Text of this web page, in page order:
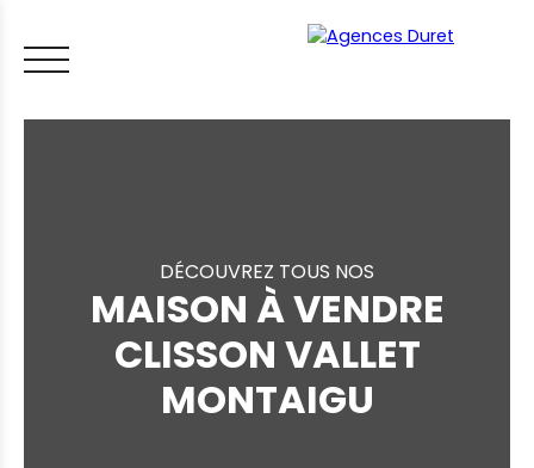
ACHETER VENDRE LOUER FAIRE GÉRER
LES CONSEILS IMMO ESTIMER MON BIEN
DÉCOUVREZ TOUS NOS
MAISON À VENDRE
CLISSON VALLET
MONTAIGU